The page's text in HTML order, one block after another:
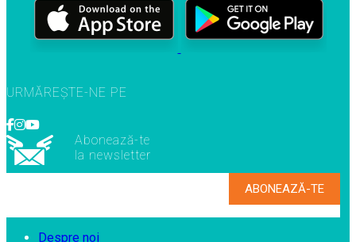
URMĂREȘTE-NE PE
Abonează-te
la newsletter
Despre noi